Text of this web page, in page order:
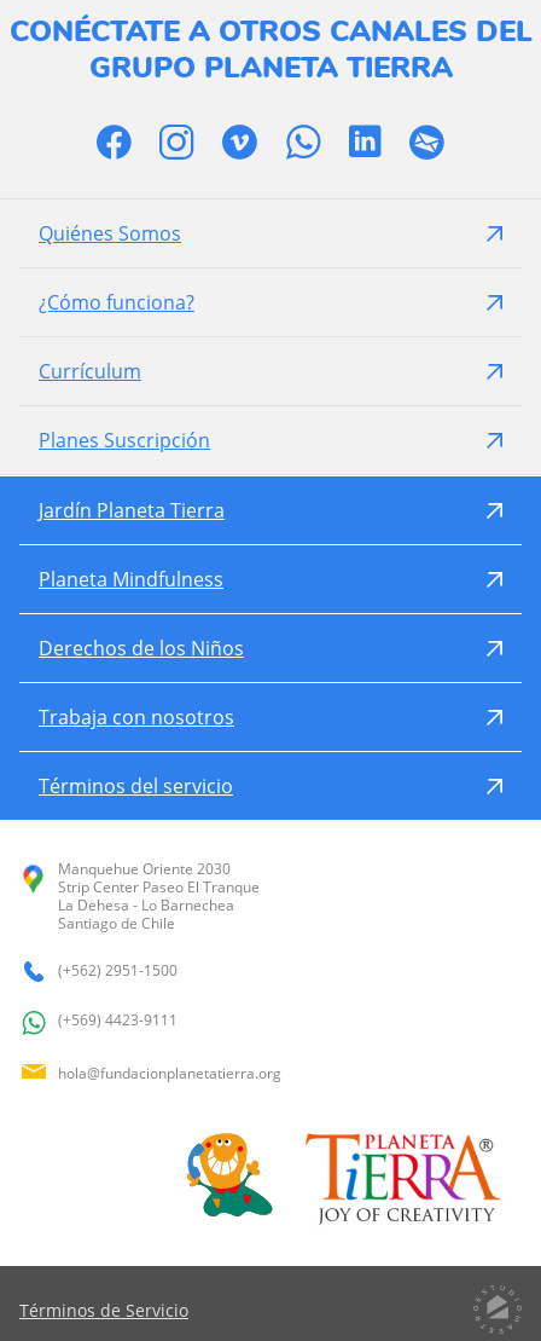
CONÉCTATE A OTROS CANALES DEL
GRUPO PLANETA TIERRA
Quiénes Somos
¿Cómo funciona?
Currículum
Planes Suscripción
Jardín Planeta Tierra
Planeta Mindfulness
Derechos de los Niños
Trabaja con nosotros
Términos del servicio
Manquehue Oriente 2030
Strip Center Paseo El Tranque
La Dehesa - Lo Barnechea
Santiago de Chile
(+562) 2951-1500
(+569) 4423-9111
hola@fundacionplanetatierra.org
Términos de Servicio